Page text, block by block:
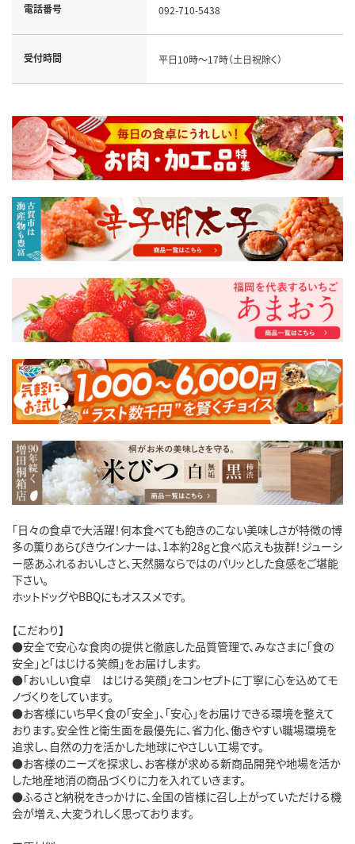
電話番号 092-710-5438
受付時間 平日10時～17時（土日祝除く）
「日々の食卓で大活躍！何本食べても飽きのこない美味しさが特徴の博
多の薫りあらびきウインナーは、1本約28gと食べ応えも抜群！ジューシ
ー感あふれるおいしさと、天然腸ならではのパリッとした食感をご堪能
下さい。
ホットドッグやBBQにもオススメです。
【こだわり】
●安全で安心な食肉の提供と徹底した品質管理で、みなさまに「食の
安全」と「はじける笑顔」をお届けします。
●「おいしい食卓 はじける笑顔」をコンセプトに丁寧に心を込めてモ
ノづくりをしています。
●お客様にいち早く食の「安全」、「安心」をお届けできる環境を整えて
おります。安全性と衛生面を最優先に、省力化、働きやすい職場環境を
追求し、自然の力を活かした地球にやさしい工場です。
●お客様のニーズを探求し、お客様が求める新商品開発や地場を活か
した地産地消の商品づくりに力を入れていきます。
●ふるさと納税をきっかけに、全国の皆様に召し上がっていただける機
会が増え、大変うれしく思っております。